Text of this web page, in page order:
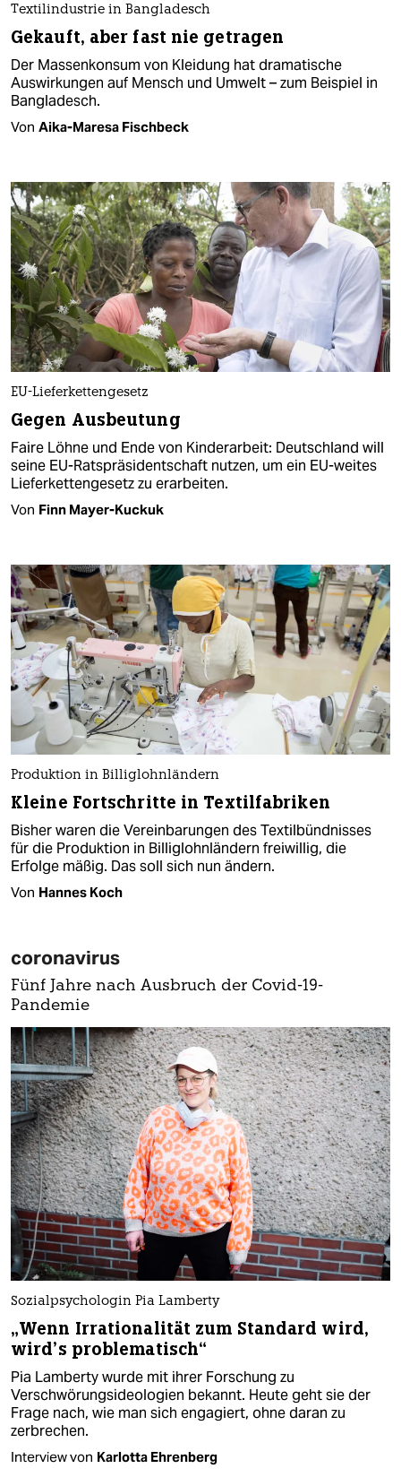
Textilindustrie in Bangladesch
Gekauft, aber fast nie getragen
Der Massenkonsum von Kleidung hat dramatische
Auswirkungen auf Mensch und Umwelt – zum Beispiel in
Bangladesch.
Von Aika-Maresa Fischbeck
EU-Lieferkettengesetz
Gegen Ausbeutung
Faire Löhne und Ende von Kinderarbeit: Deutschland will
seine EU-Ratspräsidentschaft nutzen, um ein EU-weites
Lieferkettengesetz zu erarbeiten.
Von Finn Mayer-Kuckuk
Produktion in Billiglohnländern
Kleine Fortschritte in Textilfabriken
Bisher waren die Vereinbarungen des Textilbündnisses
für die Produktion in Billiglohnländern freiwillig, die
Erfolge mäßig. Das soll sich nun ändern.
Von Hannes Koch
coronavirus
Fünf Jahre nach Ausbruch der Covid-19-
Pandemie
Sozialpsychologin Pia Lamberty
„Wenn Irrationalität zum Standard wird,
wird’s problematisch“
Pia Lamberty wurde mit ihrer Forschung zu
Verschwörungsideologien bekannt. Heute geht sie der
Frage nach, wie man sich engagiert, ohne daran zu
zerbrechen.
Interview von Karlotta Ehrenberg